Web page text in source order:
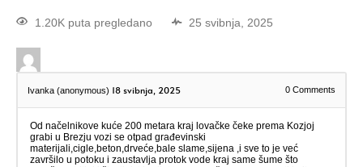
1.20K puta pregledano 25 svibnja, 2025
Ivanka (anonymous) 18 svibnja, 2025 0 Comments
Od načelnikove kuće 200 metara kraj lovačke čeke prema Kozjoj
grabi u Brezju vozi se otpad građevinski
materijali,cigle,beton,drveće,bale slame,sijena ,i sve to je već
završilo u potoku i zaustavlja protok vode kraj same šume što